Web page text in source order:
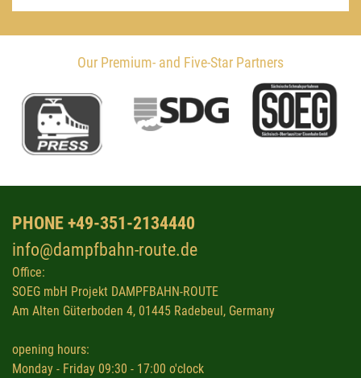
Our Premium- and Five-Star Partners
PHONE +49-351-2134440
info@dampfbahn-route.de
Office:
SOEG mbH Projekt DAMPFBAHN-ROUTE
Am Alten Güterboden 4, 01445 Radebeul, Germany
opening hours:
Monday - Friday 09:30 - 17:00 o'clock